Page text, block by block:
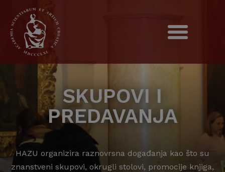
SKUPOVI I
PREDAVANJA
HAZU organizira raznovrsna događanja kao što su
znanstveni skupovi, okrugli stolovi, promocije knjiga,